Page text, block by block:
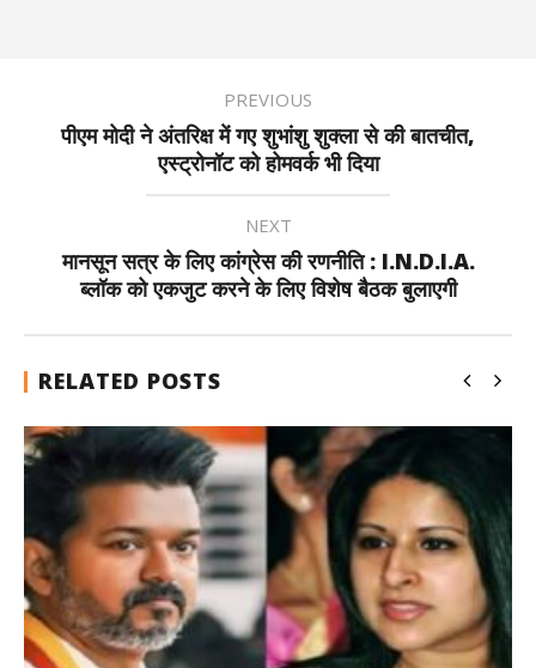
PREVIOUS
पीएम मोदी ने अंतरिक्ष में गए शुभांशु शुक्ला से की बातचीत,
एस्ट्रोनॉट को होमवर्क भी दिया
NEXT
मानसून सत्र के लिए कांग्रेस की रणनीति : I.N.D.I.A.
ब्लॉक को एकजुट करने के लिए विशेष बैठक बुलाएगी
RELATED POSTS